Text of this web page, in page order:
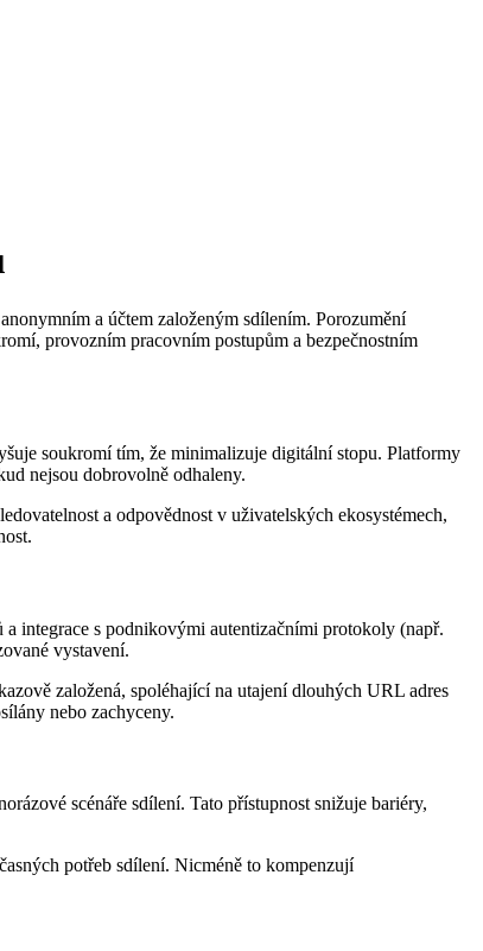
a účtem založeným sdílením. Porozumění
provozním pracovním postupům a bezpečnostním
soukromí tím, že minimalizuje digitální stopu. Platformy
nejsou dobrovolně odhaleny.
a odpovědnost v uživatelských ekosystémech,
integrace s podnikovými autentizačními protokoly (např.
vystavení.
založená, spoléhající na utajení dlouhých URL adres
nebo zachyceny.
scénáře sdílení. Tato přístupnost snižuje bariéry,
potřeb sdílení. Nicméně to kompenzují